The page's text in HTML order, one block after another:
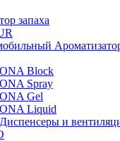
запаха
ONA Block
ONA Spray
ONA Gel
ONA Liquid
Диспенсеры и